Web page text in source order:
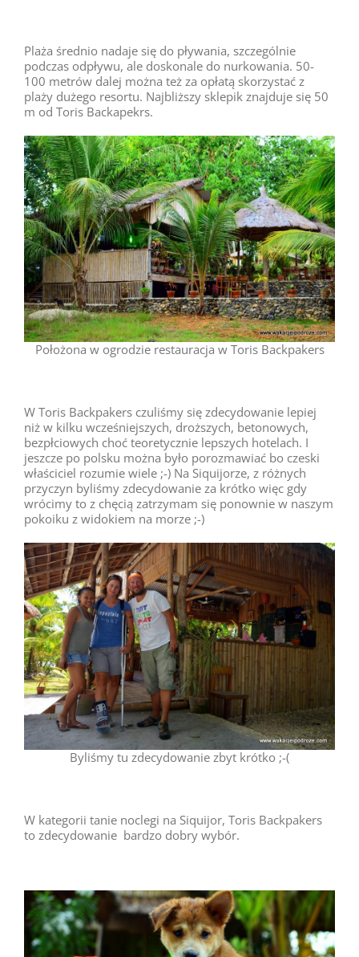
Plaża średnio nadaje się do pływania, szczególnie
podczas odpływu, ale doskonale do nurkowania. 50-
100 metrów dalej można też za opłatą skorzystać z
plaży dużego resortu. Najbliższy sklepik znajduje się 50
m od Toris Backapekrs.
Położona w ogrodzie restauracja w Toris Backpakers
W Toris Backpakers czuliśmy się zdecydowanie lepiej
niż w kilku wcześniejszych, droższych, betonowych,
bezpłciowych choć teoretycznie lepszych hotelach. I
jeszcze po polsku można było porozmawiać bo czeski
właściciel rozumie wiele ;-) Na Siquijorze, z różnych
przyczyn byliśmy zdecydowanie za krótko więc gdy
wrócimy to z chęcią zatrzymam się ponownie w naszym
pokoiku z widokiem na morze ;-)
Byliśmy tu zdecydowanie zbyt krótko ;-(
W kategorii tanie noclegi na Siquijor, Toris Backpakers
to zdecydowanie bardzo dobry wybór.